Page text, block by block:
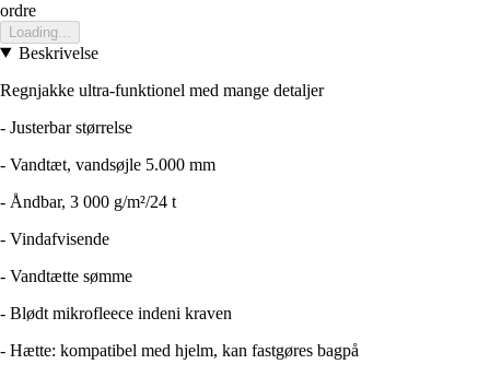
ordre
Loading...
Beskrivelse
Regnjakke ultra-funktionel med mange detaljer
- Justerbar størrelse
- Vandtæt, vandsøjle 5.000 mm
- Åndbar, 3 000 g/m²/24 t
- Vindafvisende
- Vandtætte sømme
- Blødt mikrofleece indeni kraven
- Hætte: kompatibel med hjelm, kan fastgøres bagpå